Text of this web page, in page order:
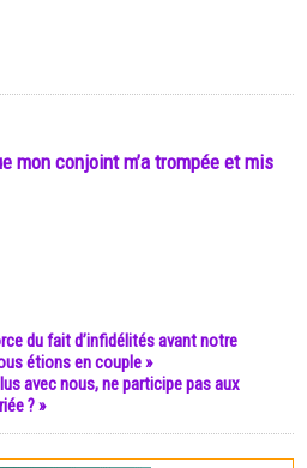
mon conjoint m’a trompée et mis
du fait d’infidélités avant notre
étions en couple »
avec nous, ne participe pas aux
? »